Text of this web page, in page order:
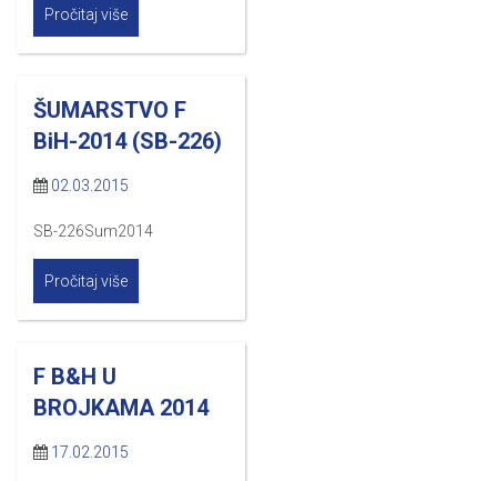
Pročitaj više
ŠUMARSTVO F
BiH-2014 (SB-226)
02.03.2015
SB-226Sum2014
Pročitaj više
F B&H U
BROJKAMA 2014
17.02.2015